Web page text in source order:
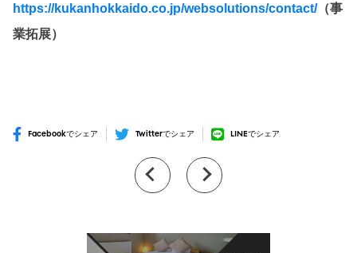
https://kukanhokkaido.co.jp/websolutions/contact/（事
業拓展）
Facebookでシェア Twitterでシェア LINEでシェア